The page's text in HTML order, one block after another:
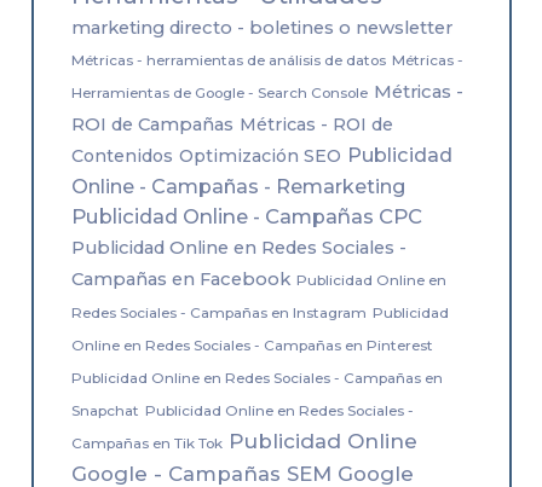
marketing directo - boletines o newsletter
Métricas - herramientas de análisis de datos Métricas -
Herramientas de Google - Search Console Métricas -
ROI de Campañas Métricas - ROI de
Contenidos Optimización SEO Publicidad
Online - Campañas - Remarketing
Publicidad Online - Campañas CPC
Publicidad Online en Redes Sociales -
Campañas en Facebook Publicidad Online en
Redes Sociales - Campañas en Instagram Publicidad
Online en Redes Sociales - Campañas en Pinterest
Publicidad Online en Redes Sociales - Campañas en
Snapchat Publicidad Online en Redes Sociales -
Campañas en Tik Tok Publicidad Online
Google - Campañas SEM Google